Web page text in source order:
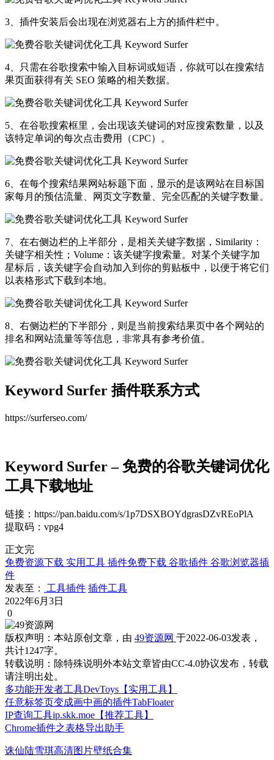
3、插件安装后会出现在浏览器右上方的插件栏中。
4、只需在谷歌搜索中输入目标词或短语，你就可以在搜索结
果页面获得有关 SEO 策略的相关数据。
5、在谷歌搜索框里，会出现该关键词的对应搜索数量，以及
该特定单词的每次点击费用（CPC）。
6、在每个搜索结果网站标题下面，显示的是该网站在目标国
家每月的预估流量、网页文字数量、完全匹配的关键字数量。
7、在右侧边栏的上半部分，是相关关键字数据，Similarity：
关键字相关性；Volume：该关键字搜索量。对某个关键字加
星标后，该关键字会自动加入到你的剪贴板中，以便于将它们
以表格形式下载到本地。
8、右侧边栏的下半部分，则是当前搜索结果页中各个网站的
排名和网站流量等等信息，非常具有参考价值。
Keyword Surfer 插件联系方式
https://surferseo.com/
Keyword Surfer – 免费的谷歌关键词优化
工具下载地址
链接：https://pan.baidu.com/s/1p7DSXBOYdgrasDZvREoPlA
提取码：vpg4
正文完
免费资源下载 实用工具 插件免费下载 谷歌插件 谷歌浏览器插
件
发表至：
工具插件 插件工具
2022年6月3日
0
版权声明： 本站原创文章，由 49资源网 于2022-06-03发表，
共计1247字。
转载说明： 除特殊说明外本站文章皆由CC-4.0协议发布，转载
请注明出处。
多功能开发者工具DevToys【实用工具】
任意标签页变成画中画的插件TabFloater
IP查询工具ip.skk.moe【推荐工具】
Chrome插件之表格导出助手
诛仙陆雪琪高清图片壁纸合集